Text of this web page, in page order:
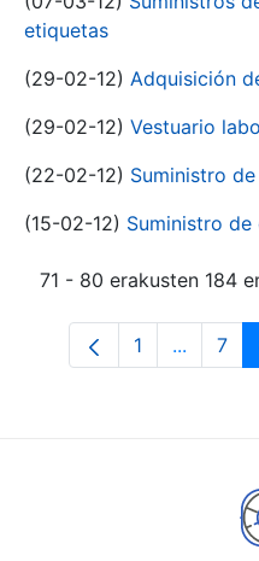
etiquetas
(29-02-12) Adquisición
(29-02-12) Vestuario
(22-02-12) Suministro
(15-02-12) Suministro de
71 - 80 erakusten 184
Orrialdea
1 ... 7